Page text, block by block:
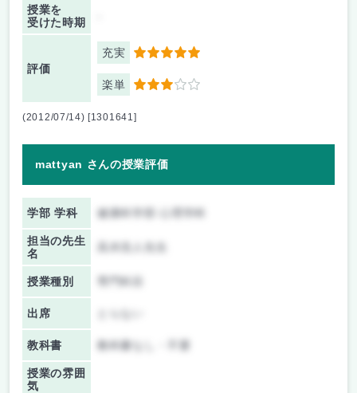
授業を
受けた時期
評価
充実 5
楽単 3
(2012/07/14) [1301641]
mattyan さんの授業評価
学部 学科 健康科学部 心理学科
担当の先生
名
授業種別
出席
教科書 教科書なし・不要
授業の雰囲
気